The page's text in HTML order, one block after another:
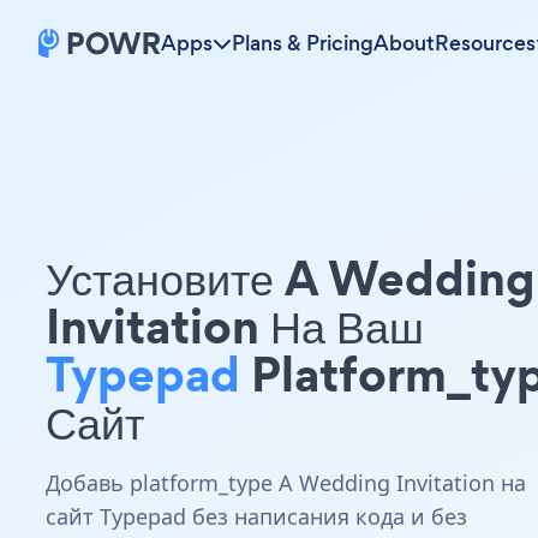
Apps Plans & PricingAboutResources
Установите A Wedding
Invitation На Ваш
Typepad
Сайт
Добавь platform_type A Wedding Invitation на
сайт Typepad без написания кода и без